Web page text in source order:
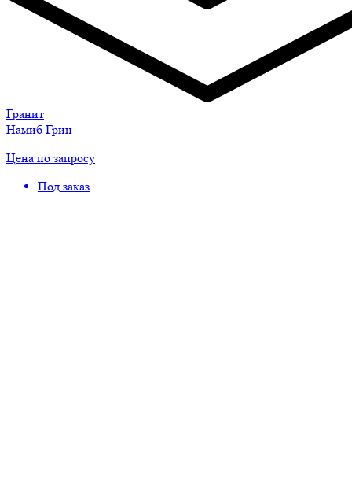
Гранит
Намиб Грин
Цена по запросу
Под заказ